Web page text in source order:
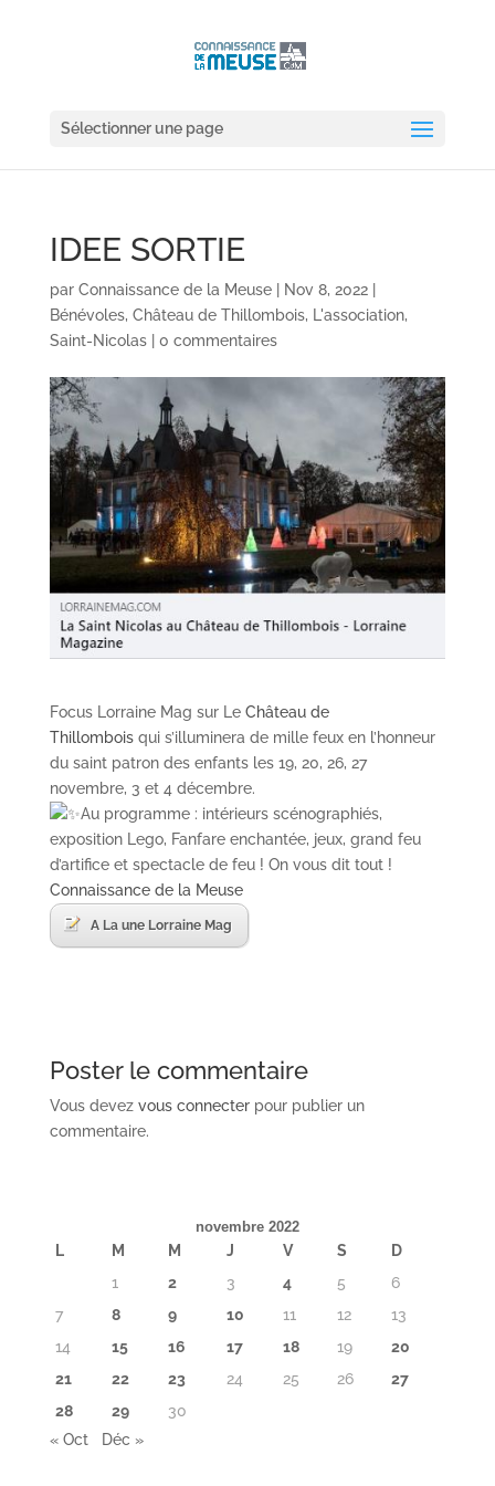
Sélectionner une page
IDEE SORTIE
par Connaissance de la Meuse| Nov 8, 2022|
Bénévoles, Château de Thillombois, L'association,
Saint-Nicolas| 0 commentaires
Focus Lorraine Mag sur Le Château de
Thillomboisqui s’illuminera de mille feux en l’honneur
du saint patron des enfants les 19, 20, 26, 27
novembre, 3 et 4 décembre.
Au programme : intérieurs scénographiés,
exposition Lego, Fanfare enchantée, jeux, grand feu
d’artifice et spectacle de feu ! On vous dit tout !
Connaissance de la Meuse
A La une Lorraine Mag
Poster le commentaire
Vous devez vous connecterpour publier un
commentaire.
novembre 2022
L M M J V S
D
1
2 3 4 5
6
7
8 9 10 11 12
13
14
15 16 17 18 19
20
21
22 23 24 25 26
27
28
29
30
« Oct
Déc »